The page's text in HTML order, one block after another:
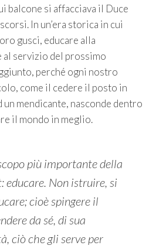
balcone si affacciava il Duce
In un’era storica in cui
gusci, educare alla
servizio del prossimo
perché ogni nostro
come il cedere il posto in
mendicante, nasconde dentro
il mondo in meglio.
più importante della
educare. Non istruire, si
cioè spingere il
da sé, di sua
ciò che gli serve per